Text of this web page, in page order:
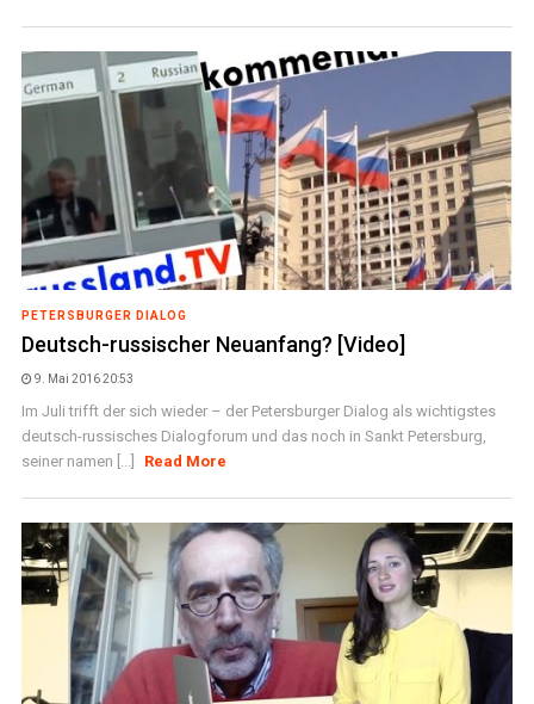
PETERSBURGER DIALOG
Deutsch-russischer Neuanfang? [Video]
9. Mai 2016 20:53
Im Juli trifft der sich wieder – der Petersburger Dialog als wichtigstes
deutsch-russisches Dialogforum und das noch in Sankt Petersburg,
seiner namen [...]
Read More